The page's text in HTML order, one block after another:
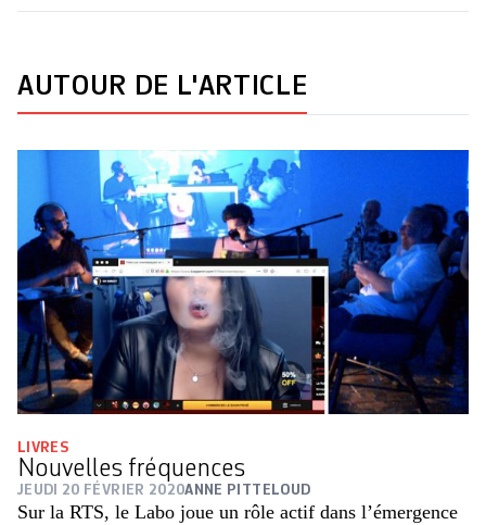
AUTOUR DE L'ARTICLE
LIVRES
Nouvelles fréquences
JEUDI 20 FÉVRIER 2020ANNE PITTELOUD
Sur la RTS, le Labo joue un rôle actif dans l’émergence